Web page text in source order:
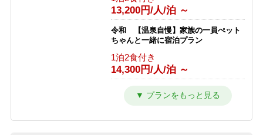
フェ◇「美味しい音×香りの誘惑」に
心躍る♪ライブキッチンへG
1泊2食付き
【暑さから逃げる旅】チェックイン日
の15時に気温25度以上で志賀高原ビー
ルプレゼント！＜2食付＞
10,300円/人/泊 ～
13,200円/人/泊 ～
令和 【温泉自慢】家族の一員ぺット
ちゃんと一緒に宿泊プラン
1泊2食付き
14,300円/人/泊 ～
令和 とろける旨さ信州牛すき焼きプ
ラン【温泉・信州牛をご堪能】